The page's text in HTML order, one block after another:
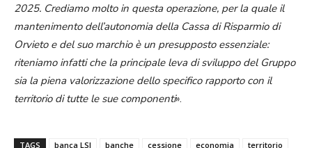
2025. Crediamo molto in questa operazione, per la quale il
mantenimento dell’autonomia della Cassa di Risparmio di
Orvieto e del suo marchio è un presupposto essenziale:
riteniamo infatti che la principale leva di sviluppo del Gruppo
sia la piena valorizzazione dello specifico rapporto con il
territorio di tutte le sue componenti».
TAGS banca LSI banche cessione economia territorio